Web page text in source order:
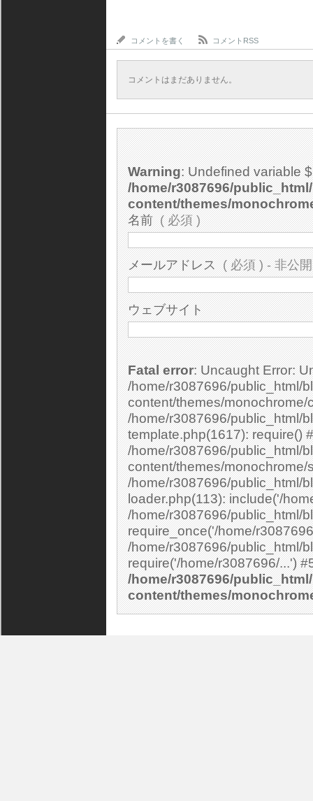
コメントを書く コメントRSS
コメントはまだありません。
Warning : Undefined variable
/home/r3087696/
content/themes/
名前 ( 必須 )
メールアドレス ( 必須 ) - 非公
ウェブサイト
Fatal error: Uncaught Error: Undefined constant "cs_print_smilies" in
/home/r3087696/public_html/
content/themes/
/home/r3087696/public_html/
template.php(1617): require()
/home/r3087696/public_html/
content/themes/
/home/r3087696/public_html/
loader.php(113): include('/
/home/r3087696/public_html/
require_once('/home/
/home/r3087696/public_html/
/home/r3087696/
content/themes/